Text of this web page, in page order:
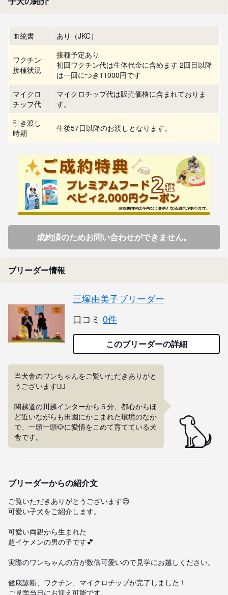
血統書 あり（JKC）
ワクチン
接種状況
接種予定あり
初回ワクチン代は生体代金に含めます 2回目以降
は一回につき11000円です
マイクロ
チップ代
マイクロチップ代は販売価格に含まれておりま
す。
引き渡し
時期
生後57日以降のお渡しとなります。
成約済のためお問い合わせができません。
ブリーダー情報
三塚由美子ブリーダー
口コミ 0件
このブリーダーの詳細
当犬舎のワンちゃんをご覧いただきありがと
うございます🙇‍♀️
関越道の川越インターから５分、都心からほ
ど近いながらも田園にかこまれた環境のなか
で、一頭一頭🐶に愛情をこめて育てている犬
舎です。
ブリーダーからの紹介文
ご覧いただきありがとうございます😊
可愛い子犬をご紹介します。
可愛い両親から生まれた
超イケメンの男の子です💕
実際のワンちゃんの方が数倍可愛いので見学にお越しください。
健康診断、ワクチン、マイクロチップが完了しました！
ご見学当日にお迎え可能です。